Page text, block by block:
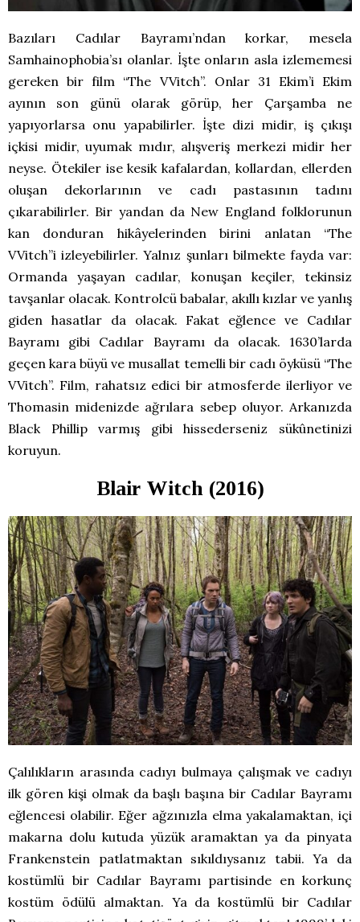
Bazıları Cadılar Bayramı’ndan korkar, mesela
Samhainophobia’sı olanlar. İşte onların asla izlememesi
gereken bir film “The VVitch”. Onlar 31 Ekim’i Ekim
ayının son günü olarak görüp, her Çarşamba ne
yapıyorlarsa onu yapabilirler. İşte dizi midir, iş çıkışı
içkisi midir, uyumak mıdır, alışveriş merkezi midir her
neyse. Ötekiler ise kesik kafalardan, kollardan, ellerden
oluşan dekorlarının ve cadı pastasının tadını
çıkarabilirler. Bir yandan da New England folklorunun
kan donduran hikâyelerinden birini anlatan “The
VVitch”i izleyebilirler. Yalnız şunları bilmekte fayda var:
Ormanda yaşayan cadılar, konuşan keçiler, tekinsiz
tavşanlar olacak. Kontrolcü babalar, akıllı kızlar ve yanlış
giden hasatlar da olacak. Fakat eğlence ve Cadılar
Bayramı gibi Cadılar Bayramı da olacak. 1630’larda
geçen kara büyü ve musallat temelli bir cadı öyküsü “The
VVitch”. Film, rahatsız edici bir atmosferde ilerliyor ve
Thomasin midenizde ağrılara sebep oluyor. Arkanızda
Black Phillip varmış gibi hissederseniz sükûnetinizi
koruyun.
Blair Witch (2016)
Çalılıkların arasında cadıyı bulmaya çalışmak ve cadıyı
ilk gören kişi olmak da başlı başına bir Cadılar Bayramı
eğlencesi olabilir. Eğer ağzınızla elma yakalamaktan, içi
makarna dolu kutuda yüzük aramaktan ya da pinyata
Frankenstein patlatmaktan sıkıldıysanız tabii. Ya da
kostümlü bir Cadılar Bayramı partisinde en korkunç
kostüm ödülü almaktan. Ya da kostümlü bir Cadılar